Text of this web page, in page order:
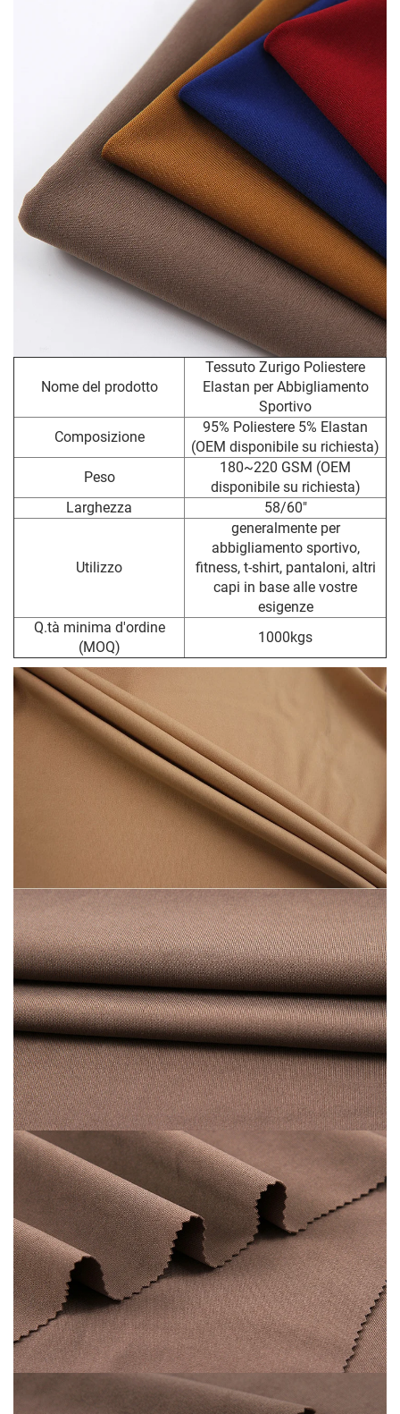
Nome del prodotto
Tessuto Zurigo Poliestere
Elastan per Abbigliamento
Sportivo
Composizione
95% Poliestere 5% Elastan
(OEM disponibile su richiesta)
Peso
180~220 GSM (OEM
disponibile su richiesta)
Larghezza
58/60"
Utilizzo
generalmente per
abbigliamento sportivo,
fitness, t-shirt, pantaloni, altri
capi in base alle vostre
esigenze
Q.tà minima d'ordine
(MOQ)
1000kgs